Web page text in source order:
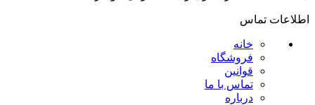
اطلاعات تماس
خانه
فروشگاه
قوانین
تماس با ما
درباره